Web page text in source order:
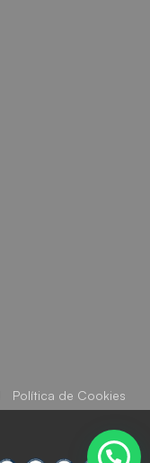
Política de Cookies